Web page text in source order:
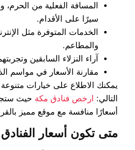
المسافة الفعلية من
سيرًا على الأقدام.
الخدمات المتوفرة مثل
والمطاعم.
آراء النزلاء السابقين
مقارنة الأسعار في مواسم
يمكنك الاطلاع على خيارات
التالي: ارخص فنادق مكة حيث
أسعارًا منافسة مع موقع مميز
متى تكون أسعار